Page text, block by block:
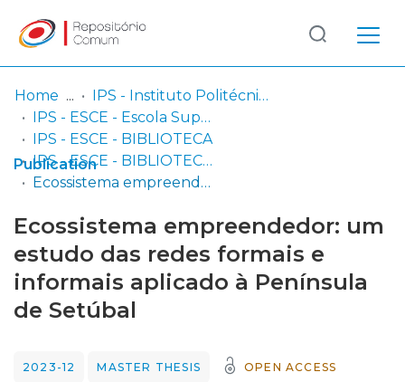
Communities
& Collections
Browse repository
Statistics
Log
In
(current)
Home
IPS - Instituto Politécnico de Setúbal
IPS - ESCE - Escola Superior de Ciências Empresariais
IPS - ESCE - BIBLIOTECA
IPS - ESCE - BIBLIOTECA - Dissertações de mestrado
Ecossistema empreendedor: um estudo das redes formais e informais aplicado à Península de Setúbal
Publication
Ecossistema empreendedor: um
estudo das redes formais e
informais aplicado à Península
de Setúbal
2023-12 MASTER THESIS OPEN ACCESS